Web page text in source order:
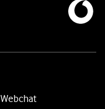
Webchat